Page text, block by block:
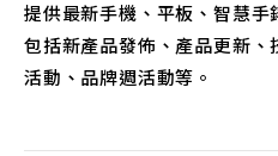
提供最新手機、平板、智慧手
包括新產品發佈、產品更新、
活動、品牌週活動等。